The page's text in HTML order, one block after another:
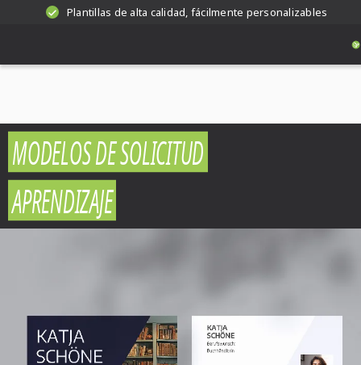
Plantillas de alta calidad, fácilmente personalizables
MODELOS DE SOLICITUD
APRENDIZAJE